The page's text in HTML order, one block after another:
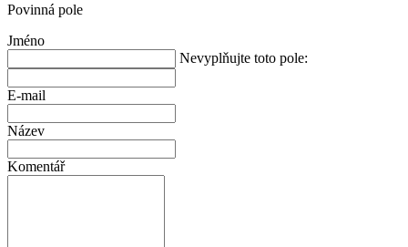
Povinná pole
Jméno
Nevyplňujte toto pole:
E-mail
Název
Komentář